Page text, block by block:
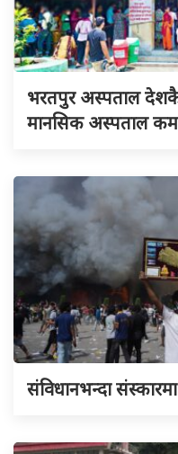
भरतपुर अस्पताल देशकै
मानसिक अस्पताल
संविधानभन्दा